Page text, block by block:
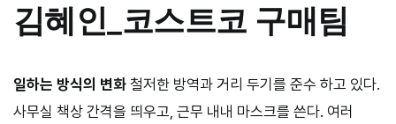
김혜인 코스트코 구매팀
일하는 방식의 변화 철저한 방역과 거리 두기를 준수 하고 있다.
사무실 책상 간격을 띄우고, 근무 내내 마스크를 쓴다. 여러